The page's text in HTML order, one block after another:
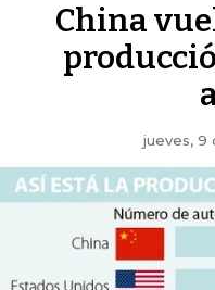
China
jueves, 9